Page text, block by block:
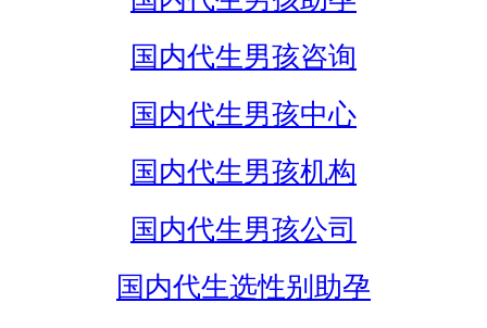
国内代生男孩咨询
国内代生男孩中心
国内代生男孩机构
国内代生男孩公司
国内代生选性别助孕